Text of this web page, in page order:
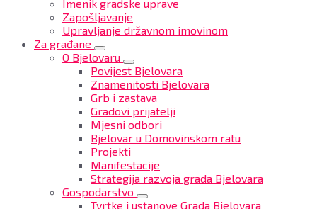
Imenik gradske uprave
Zapošljavanje
Upravljanje državnom imovinom
Za građane
O Bjelovaru
Povijest Bjelovara
Znamenitosti Bjelovara
Grb i zastava
Gradovi prijatelji
Mjesni odbori
Bjelovar u Domovinskom ratu
Projekti
Manifestacije
Strategija razvoja grada Bjelovara
Gospodarstvo
Tvrtke i ustanove Grada Bjelovara